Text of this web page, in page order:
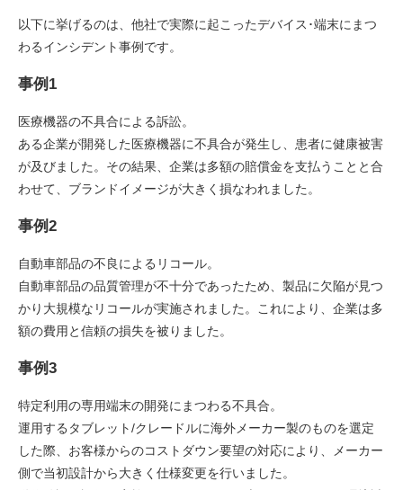
以下に挙げるのは、他社で実際に起こったデバイス･端末にまつ
わるインシデント事例です。
事例1
医療機器の不具合による訴訟。
ある企業が開発した医療機器に不具合が発生し、患者に健康被害
が及びました。その結果、企業は多額の賠償金を支払うことと合
わせて、ブランドイメージが大きく損なわれました。
事例2
自動車部品の不良によるリコール。
自動車部品の品質管理が不十分であったため、製品に欠陥が見つ
かり大規模なリコールが実施されました。これにより、企業は多
額の費用と信頼の損失を被りました。
事例3
特定利用の専用端末の開発にまつわる不具合。
運用するタブレット/クレードルに海外メーカー製のものを選定
した際、お客様からのコストダウン要望の対応により、メーカー
側で当初設計から大きく仕様変更を行いました。